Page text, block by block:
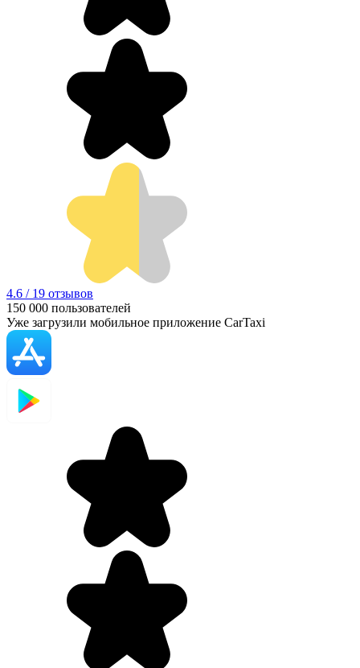
4.6 / 19 отзывов
150 000 пользователей
Уже загрузили мобильное приложение CarTaxi